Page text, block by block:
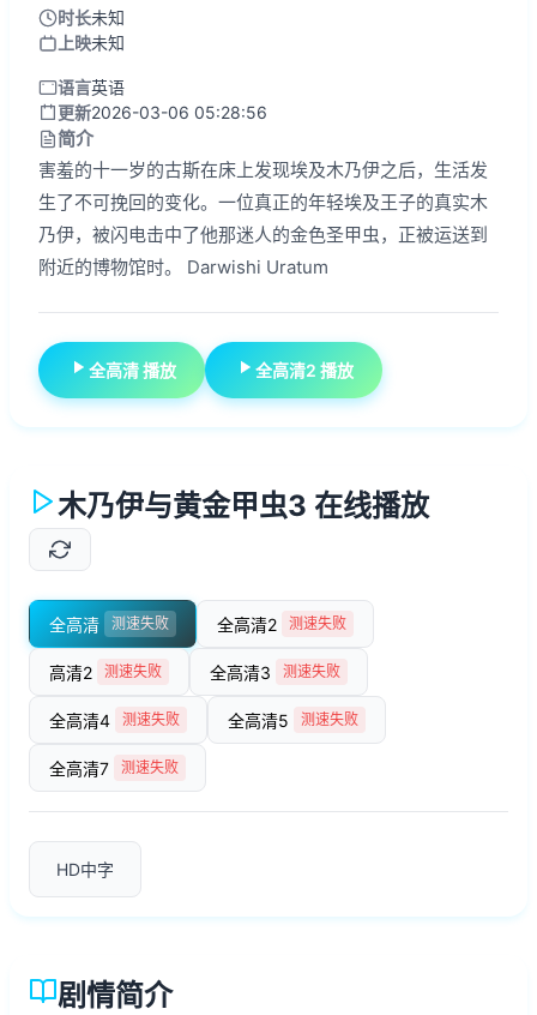
时长未知
上映未知
语言英语
更新2026-03-06 05:28:56
简介
害羞的十一岁的古斯在床上发现埃及木乃伊之后，生活发
生了不可挽回的变化。一位真正的年轻埃及王子的真实木
乃伊，被闪电击中了他那迷人的金色圣甲虫，正被运送到
附近的博物馆时。 Darwishi Uratum
全高清 播放 全高清2 播放
木乃伊与黄金甲虫3 在线播放
全高清 测速失败 全高清2 测速失败
高清2 测速失败 全高清3 测速失败
全高清4 测速失败 全高清5 测速失败
全高清7 测速失败
HD中字
剧情简介